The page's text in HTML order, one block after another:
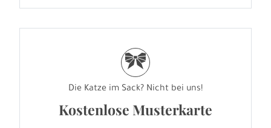
r
Die Katze im Sack? Nicht bei uns!
Kostenlose Musterkarte